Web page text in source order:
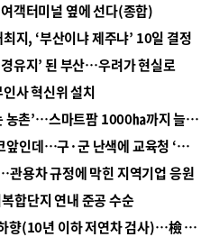
객터미널 옆에 선다(종합)
지, ‘부산이냐 제주냐’ 10일 결정
유지’ 된 부산…우려가 현실로
사 혁신위 설치
■ 경남 농정 비전 ‘잘 사는 농촌’…스마트팜 1000㏊까지 늘린다
■ 교육혁신선도지 공모 코앞인데…구·군 난색에 교육청 ‘쩔쩔’
용차 규정에 막힌 지역기업 응원
합단지 연내 준공 수순
■ 검사 신분 버리고 직급하향(10년 이하 저연차 검사)…檢 중수청행 기피